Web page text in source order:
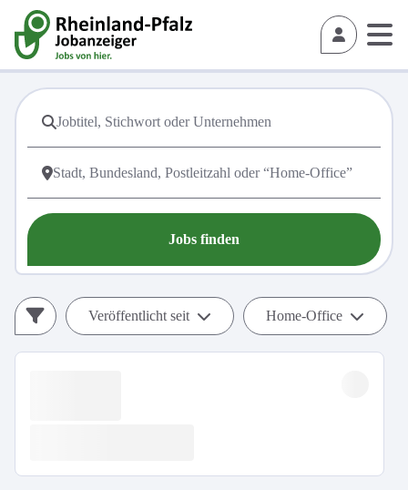
Jobs finden
Veröffentlicht seit Home-Office